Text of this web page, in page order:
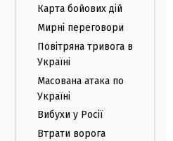
Карта бойових дій
Мирні переговори
Повітряна тривога в
Україні
Масована атака по
Україні
Вибухи у Росії
Втрати ворога